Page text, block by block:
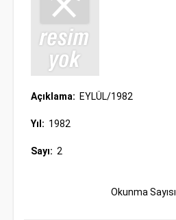
Açıklama: EYLÜL/1982
Yıl: 1982
Sayı: 2
Okunma